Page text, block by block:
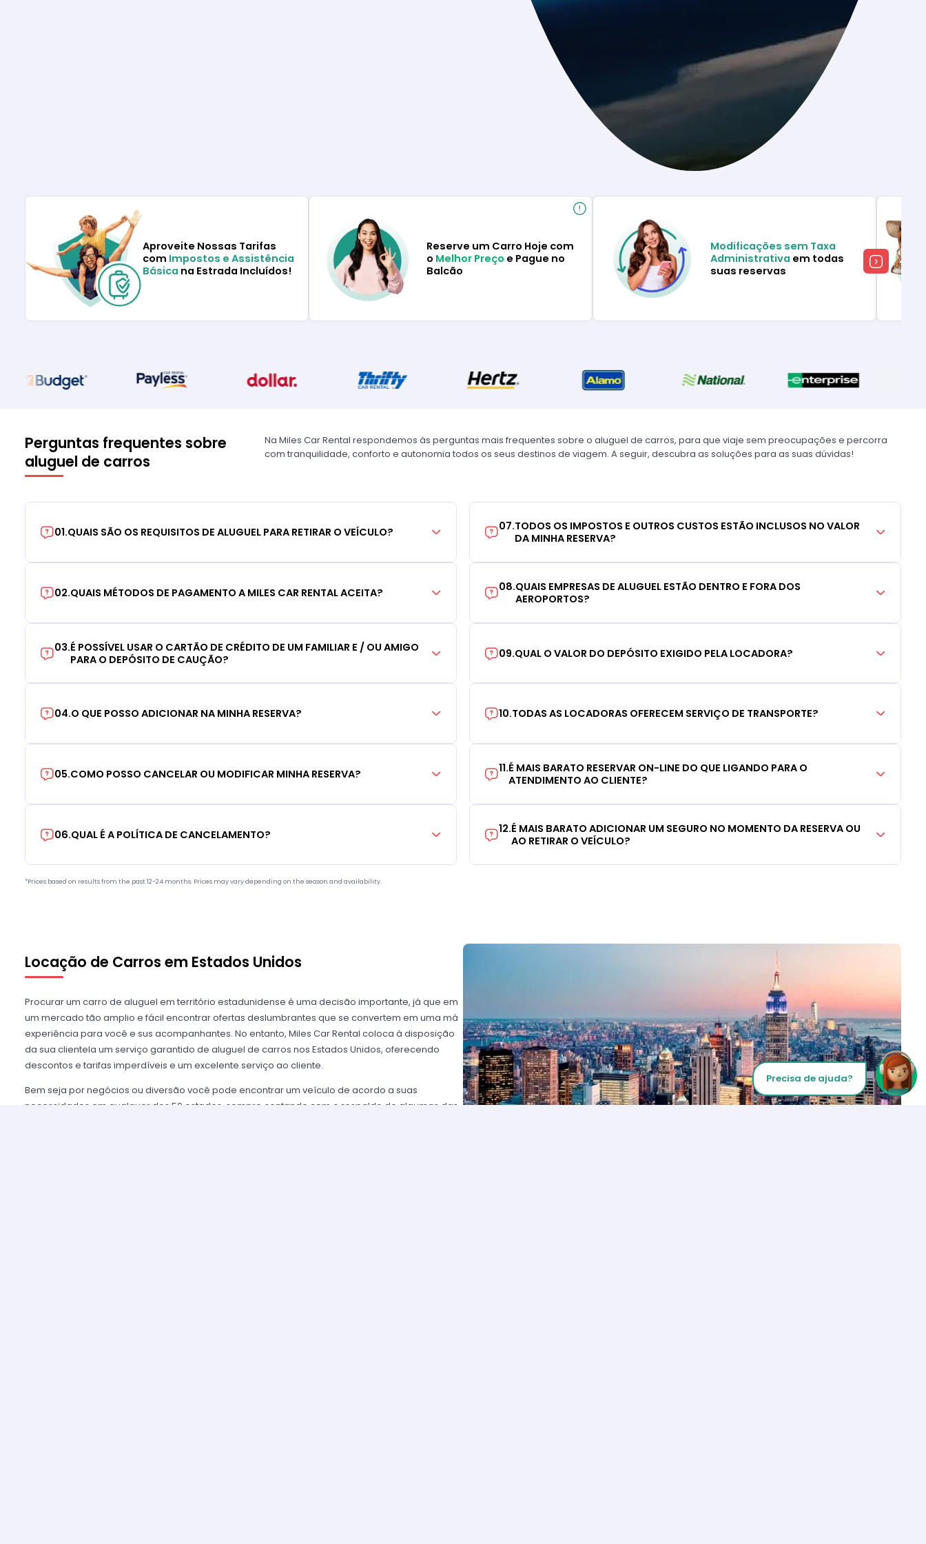
Aproveite Nossas Tarifas
com Impostos e Assistência
Básica na Estrada Incluídos!
Reserve um Carro Hoje com
o Melhor Preço e Pague no
Balcão
Modificações sem Taxa
Administrativa em todas
suas reservas
Perguntas frequentes sobre
aluguel de carros
Na Miles Car Rental respondemos às perguntas mais frequentes sobre o aluguel de carros, para que viaje sem preocupações e percorra
com tranquilidade, conforto e autonomia todos os seus destinos de viagem. A seguir, descubra as soluções para as suas dúvidas!
01.QUAIS SÃO OS REQUISITOS DE ALUGUEL PARA RETIRAR O VEÍCULO?
02.QUAIS MÉTODOS DE PAGAMENTO A MILES CAR RENTAL ACEITA?
03.É POSSÍVEL USAR O CARTÃO DE CRÉDITO DE UM FAMILIAR E / OU AMIGO
PARA O DEPÓSITO DE CAUÇÃO?
04.O QUE POSSO ADICIONAR NA MINHA RESERVA?
05.COMO POSSO CANCELAR OU MODIFICAR MINHA RESERVA?
06.QUAL É A POLÍTICA DE CANCELAMENTO?
07.TODOS OS IMPOSTOS E OUTROS CUSTOS ESTÃO INCLUSOS NO VALOR
DA MINHA RESERVA?
08.QUAIS EMPRESAS DE ALUGUEL ESTÃO DENTRO E FORA DOS
AEROPORTOS?
09.QUAL O VALOR DO DEPÓSITO EXIGIDO PELA LOCADORA?
10.TODAS AS LOCADORAS OFERECEM SERVIÇO DE TRANSPORTE?
11.É MAIS BARATO RESERVAR ON-LINE DO QUE LIGANDO PARA O
ATENDIMENTO AO CLIENTE?
12.É MAIS BARATO ADICIONAR UM SEGURO NO MOMENTO DA RESERVA OU
AO RETIRAR O VEÍCULO?
*Prices based on results from the past 12-24 months. Prices may vary depending on the season and availability.
Precisa de ajuda?
Locação de Carros em Estados Unidos
Procurar um carro de aluguel em território estadunidense é uma decisão importante, já que em
um mercado tão amplio e fácil encontrar ofertas deslumbrantes que se convertem em uma má
experiência para você e sus acompanhantes. No entanto, Miles Car Rental coloca à disposição
da sua clientela um serviço garantido de aluguel de carros nos Estados Unidos, oferecendo
descontos e tarifas imperdíveis e um excelente serviço ao cliente.
Bem seja por negócios ou diversão você pode encontrar um veículo de acordo a suas
necessidades em qualquer dos 50 estados, sempre contando com o respaldo de algumas das